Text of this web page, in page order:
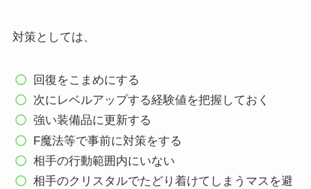
対策としては、
回復をこまめにする
次にレベルアップする経験値を把握しておく
強い装備品に更新する
F魔法等で事前に対策をする
相手の行動範囲内にいない
相手のクリスタルでたどり着けてしまうマスを避